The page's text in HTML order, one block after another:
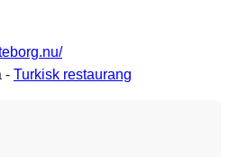
- Turkisk restaurang